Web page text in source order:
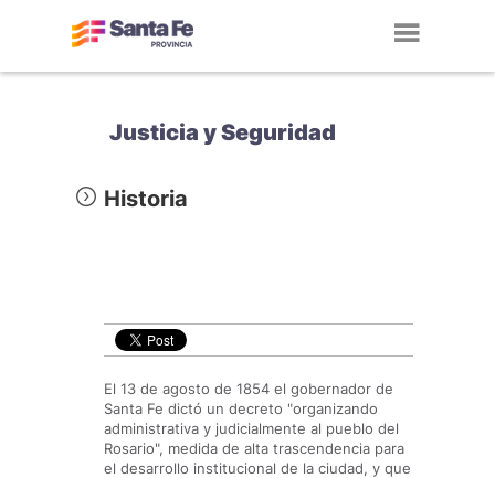
Justicia y Seguridad
Historia
El 13 de agosto de 1854 el gobernador de
Santa Fe dictó un decreto "organizando
administrativa y judicialmente al pueblo del
Rosario", medida de alta trascendencia para
el desarrollo institucional de la ciudad, y que